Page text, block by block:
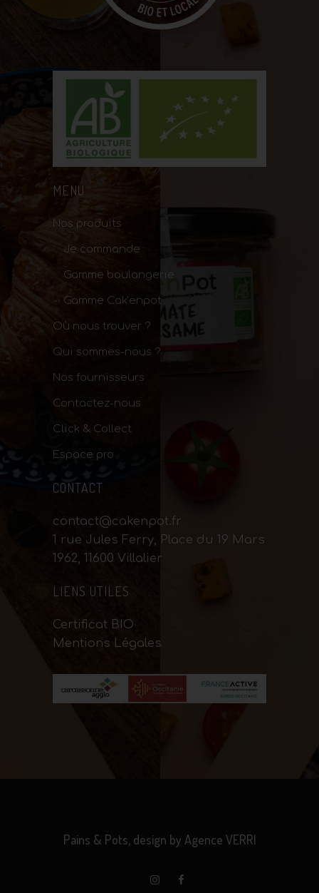
MENU
Nos produits
Je commande
Gamme boulangerie
Gamme Cak’enpot
Où nous trouver ?
Qui sommes-nous ?
Nos fournisseurs
Contactez-nous
Click & Collect
Espace pro
CONTACT
contact@cakenpot.fr
1 rue Jules Ferry, Place du 19 Mars
1962, 11600 Villalier
LIENS UTILES
Certificat BIO
Mentions Légales
Pains & Pots, design by Agence VERRI